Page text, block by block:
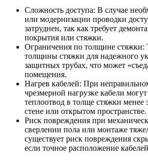
Сложность доступа: В случае
или модернизации проводки
затруднен, так как требует
покрытия или стяжки.
Ограничения по толщине стяжки:
толщины стяжки для надежного
защитных трубах, что может
помещения.
Нагрев кабелей: При
чрезмерной нагрузке кабели могут
теплоотвод в толще стяжки менее
стене или открытом пространстве.
Риск повреждения при
сверлении пола или монтаже
существует риск повреждения
если точное расположение